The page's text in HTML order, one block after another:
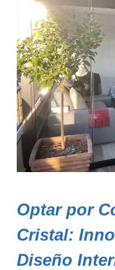
Optar por
Cristal:
Diseño